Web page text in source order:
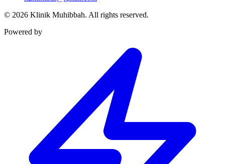
© 2026 Klinik Muhibbah. All rights reserved.
Powered by